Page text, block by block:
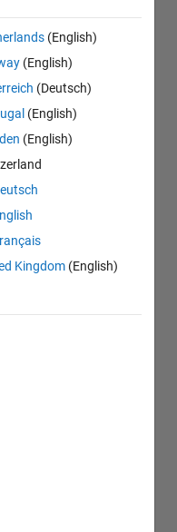
(English)
(English)
(Deutsch)
(English)
(English)
Kingdom (English)